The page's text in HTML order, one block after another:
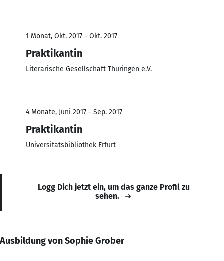
1 Monat, Okt. 2017 - Okt. 2017
Praktikantin
Literarische Gesellschaft Thüringen e.V.
4 Monate, Juni 2017 - Sep. 2017
Praktikantin
Universitätsbibliothek Erfurt
Logg Dich jetzt ein, um das ganze Profil zu
sehen.
Ausbildung von Sophie Grober